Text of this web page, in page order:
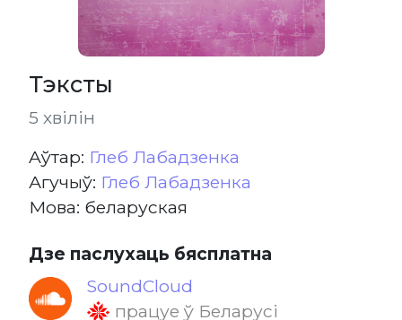
Тэксты
5 хвілін
Aўтар: Глеб Лабадзенка
Агучыў: Глеб Лабадзенка
Мова: беларуская
Дзе паслухаць бясплатна
SoundCloud
працуе ў Беларусі